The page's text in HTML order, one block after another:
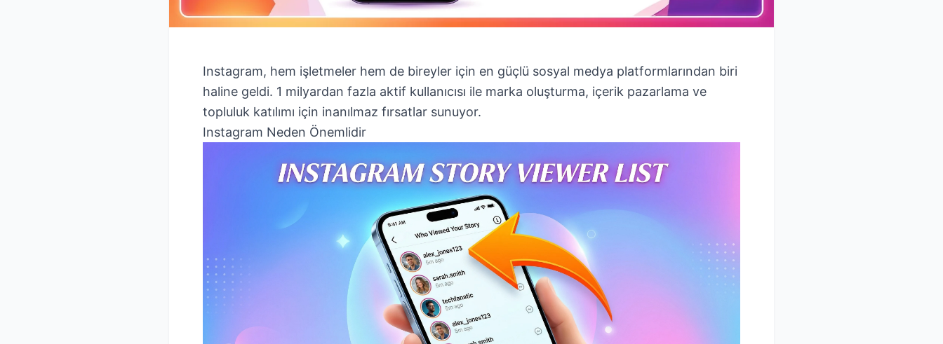
Instagram, hem işletmeler hem de bireyler için en güçlü sosyal medya platformlarından biri
haline geldi. 1 milyardan fazla aktif kullanıcısı ile marka oluşturma, içerik pazarlama ve
topluluk katılımı için inanılmaz fırsatlar sunuyor.
Instagram Neden Önemlidir